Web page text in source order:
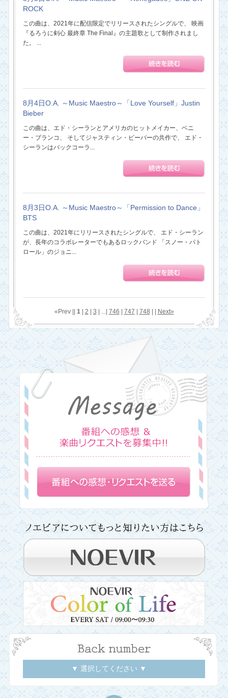
ROCK
この曲は、2021年に配信限定でリリースされたシングルで、 映画
『るろうに剣心 最終章 The Final』の主題歌として制作されまし
た。 ...
8月4日O.A. ～Music Maestro～「Love Yourself」Justin
Bieber
この曲は、エド・シーランとアメリカのヒットメイカー、ベニ
ー・ブランコ、 そしてジャスティン・ビーバーの共作で、 エド・
シーランはバックコーラ...
8月3日O.A. ～Music Maestro～「Permission to Dance」
BTS
この曲は、2021年にリリースされたシングルで、 エド・シーラン
が、長年のコラボレーターでもあるロックバンド 「スノー・パト
ロール」のジョニ...
«Prev || 1| 2 3 | ...| 746 747 748 Next»